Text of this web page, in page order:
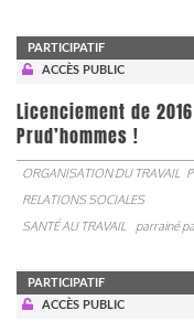
PARTICIPATIF
ACCÈS PUBLIC
Licenciement de
Prud’hommes !
ORGANISATION DU TRAVAIL
RELATIONS SOCIALES
SANTÉ AU TRAVAIL
parrainé
PARTICIPATIF
ACCÈS PUBLIC